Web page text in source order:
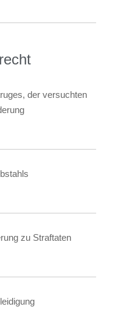
der versuchten
zu Straftaten